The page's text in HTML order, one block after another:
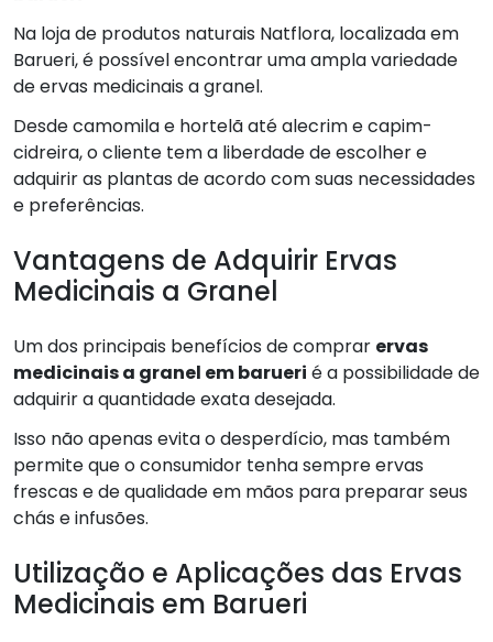
Na loja de produtos naturais Natflora, localizada em
Barueri, é possível encontrar uma ampla variedade
de ervas medicinais a granel.
Desde camomila e hortelã até alecrim e capim-
cidreira, o cliente tem a liberdade de escolher e
adquirir as plantas de acordo com suas necessidades
e preferências.
Vantagens de Adquirir Ervas
Medicinais a Granel
Um dos principais benefícios de comprar ervas
medicinais a granel em barueri é a possibilidade de
adquirir a quantidade exata desejada.
Isso não apenas evita o desperdício, mas também
permite que o consumidor tenha sempre ervas
frescas e de qualidade em mãos para preparar seus
chás e infusões.
Utilização e Aplicações das Ervas
Medicinais em Barueri